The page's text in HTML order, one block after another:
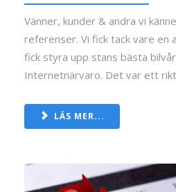
Vänner, kunder & andra vi
referenser. Vi fick tack vare en
fick styra upp stans bästa
Internetnärvaro. Det var ett
LÄS MER...